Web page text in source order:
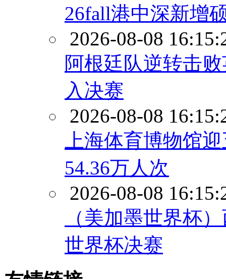
26fall港中深新增
2026-08-08
阿根廷队逆转击
入决赛
2026-08-08
上海体育博物馆
54.36万人次
2026-08-08
（美加墨世界杯
世界杯决赛